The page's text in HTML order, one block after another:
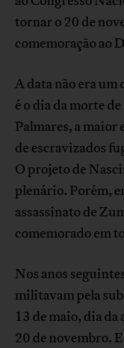
tornar o 20 de
comemoração ao
A data não era
é o dia da morte
Palmares, a
de escravizados
O projeto de
plenário. Porém,
assassinato de
comemorado em
Nos anos
militavam pela
13 de maio, dia
20 de novembro.